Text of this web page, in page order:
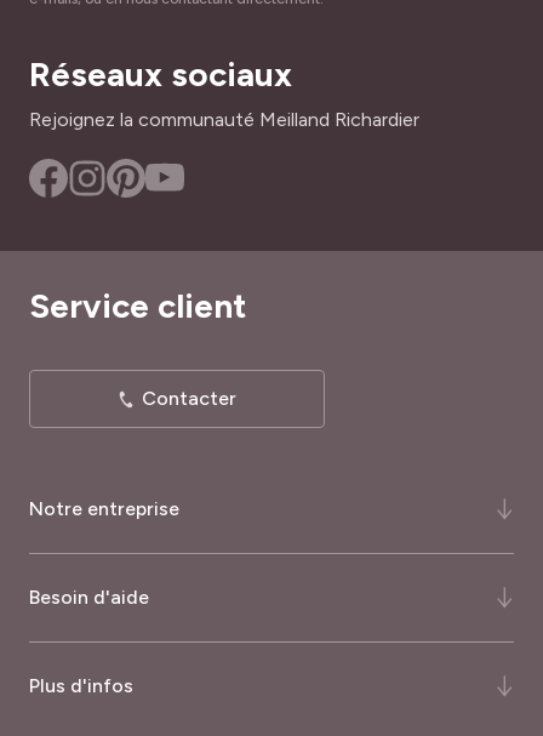
Réseaux sociaux
Rejoignez la communauté Meilland Richardier
Notre entreprise
Besoin d'aide
Plus d'infos
Service client
Contacter